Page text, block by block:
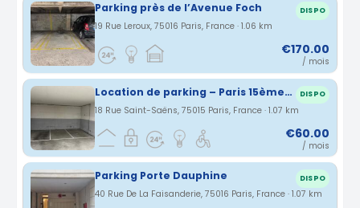
Parking près de l’Avenue Foch DISPO
19 Rue Leroux, 75016 Paris, France · 1.06 km
€170.00
/ mois
Location de parking – Paris 15ème, Rue Saint-Saëns DISPO
18 Rue Saint-Saëns, 75015 Paris, France · 1.07 km
€60.00
/ mois
Parking Porte Dauphine DISPO
40 Rue De La Faisanderie, 75016 Paris, France · 1.07 km